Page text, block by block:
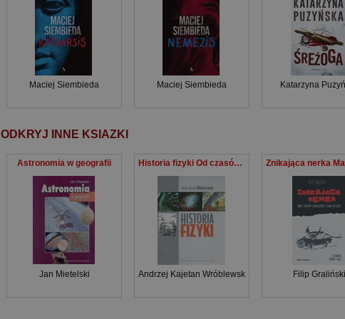
Maciej Siembieda Maciej Siembieda Katarzyna
ODKRYJ INNE KSIAZKI
Astronomia w geografii
Jan Mietelski
Historia fizyki Od czasów najdawniejszych do współczesności
Andrzej Kajetan Wróblewski Filip Graliński